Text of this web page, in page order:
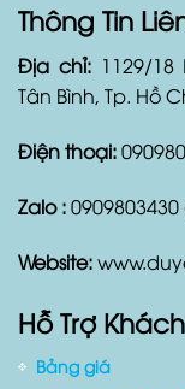
Thông Tin
Địa chỉ: 1129/
Tân Bình, Tp. Hồ
Điện thoại:
Zalo :0909803430
Website:
Hỗ Trợ
Bảng giá